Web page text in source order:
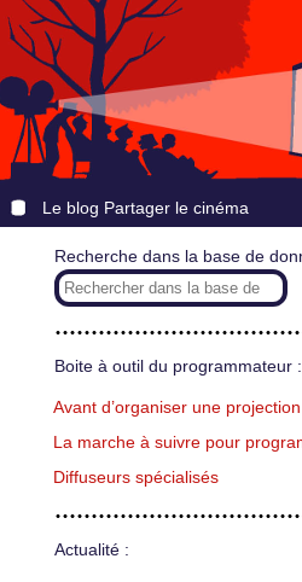
Le blog Partager le cinéma
Recherche dans la base de
Boite à outil du programmateur :
Avant d’organiser une
La marche à suivre pour
Diffuseurs spécialisés
Actualité :